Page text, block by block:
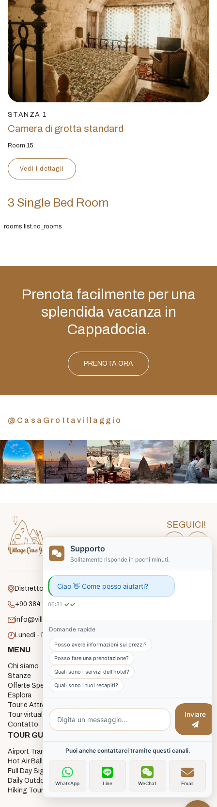
STANZA 1
Camera di grotta standard
Room 15
Vedi i dettagli
3 Single Bed Room
rooms.list.no_rooms
Prenota facilmente per una
splendida vacanza in
Cappadocia.
PRENOTA ORA
@CasaGrottavillaggio
SEGUICI!
Distretto Gafelli, Via Unlu, n. 18, Goreme
+90 384 271 2182
info@villagecavehouse.com
Lunedì - Domenica: 8:00 - 22:00
MENU
Chi siamo
Stanze
Offerte Speciali
Esplora
Tour e Attività
Tour virtuale a 360 gradi
Contatto
STANZE
Economy Cave Rooms
Deluxe Cave Rooms
Deluxe Triple Cave Room
Junior Cave Suites
3 Single Bed Room
TOUR GUIDATA
Airport Transfers
Hot Air Balloon Flights
Full Day Sightseeing Tours
Daily Outdoor activities
Hiking Tours
Supporto
Solitamente risponde in pochi minuti.
Ciao 👋 Come posso aiutarti?
06:31 ✓✓
Domande rapide
Posso avere informazioni sui prezzi?
Posso fare una prenotazione?
Quali sono i servizi dell'hotel?
Quali sono i tuoi recapiti?
Inviare
Puoi anche contattarci tramite questi canali.
WhatsApp Line WeChat Email